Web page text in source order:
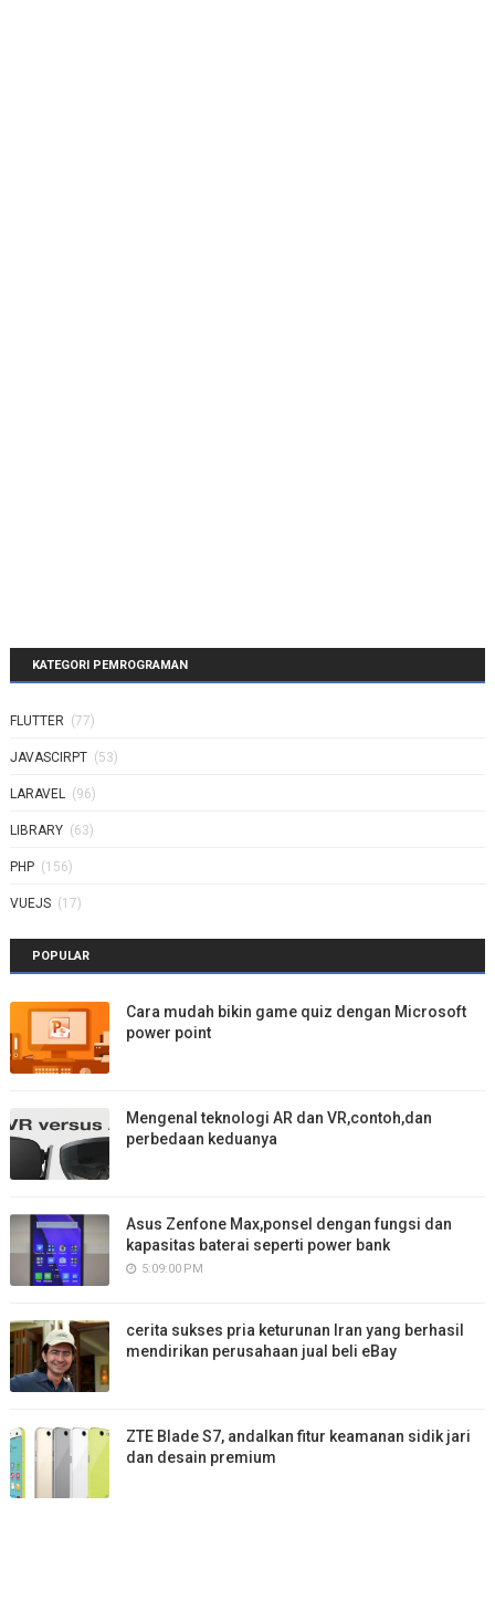
KATEGORI PEMROGRAMAN
FLUTTER (77)
JAVASCIRPT (53)
LARAVEL (96)
LIBRARY (63)
PHP (156)
VUEJS (17)
POPULAR
Cara mudah bikin game quiz dengan Microsoft
power point
Mengenal teknologi AR dan VR,contoh,dan
perbedaan keduanya
Asus Zenfone Max,ponsel dengan fungsi dan
kapasitas baterai seperti power bank
5:09:00 PM
cerita sukses pria keturunan Iran yang berhasil
mendirikan perusahaan jual beli eBay
ZTE Blade S7, andalkan fitur keamanan sidik jari
dan desain premium